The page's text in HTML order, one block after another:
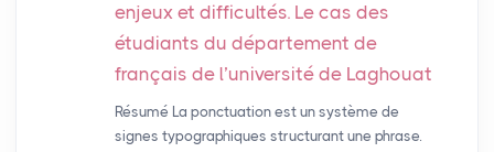
enjeux et difficultés. Le cas des
étudiants du département de
français de l’université de Laghouat
Résumé La ponctuation est un système de
signes typographiques structurant une phrase.